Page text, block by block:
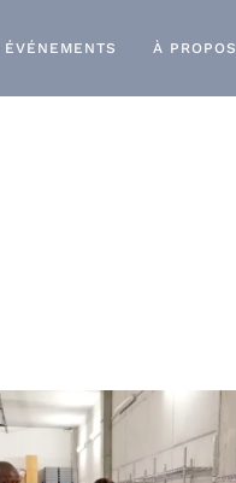
ÉVÉNEMENTS À PROPOS